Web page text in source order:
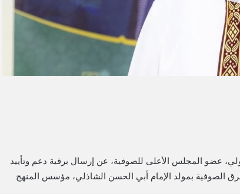
عضو المجلس الأعلى للصوفية، عن إرسال برقية دعم وتأييد
الصوفية بمولد الإمام أبي الحسن الشاذلي، مؤسس المنهج